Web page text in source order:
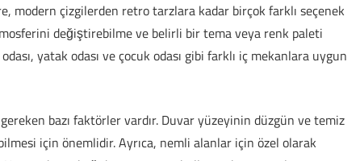
modern çizgilerden retro tarzlara kadar birçok farklı seçenek
değiştirebilme ve belirli bir tema veya renk paleti
yatak odası ve çocuk odası gibi farklı iç mekanlara uygun
bazı faktörler vardır. Duvar yüzeyinin düzgün ve temiz
için önemlidir. Ayrıca, nemli alanlar için özel olarak